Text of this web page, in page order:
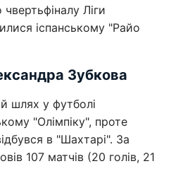
Ліги
іспанському "Райо
Зубкова
шлях у футболі
"Олімпіку", проте
в "Шахтарі". За
107 матчів (20 голів, 21